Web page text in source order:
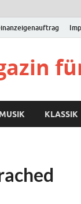
MUSIK KLASSIK